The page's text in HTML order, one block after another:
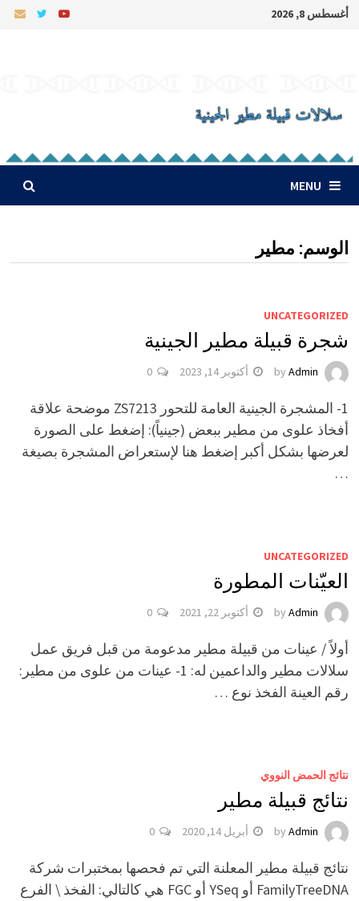
Skipأغسطس 8, 2026
MENU
الوسم: مطير
UNCATEGORIZED
شجرة قبيلة مطير الجينية
byAdmin أكتوبر 14, 2023 0
1- المشجرة الجينية العامة للتحور ZS7213 موضحة علاقة
أفخاذ علوى من مطير ببعض (جينياً): إضغط على الصورة
لعرضها بشكل أكبر إضغط هنا لإستعراض المشجرة بصيغة
…
UNCATEGORIZED
العيّنات المطورة
byAdmin أكتوبر 22, 2021 0
أولاً / عينات من قبيلة مطير مدعومة من قبل فريق عمل
سلالات مطير والداعمين له: 1- عينات من علوى من مطير:
رقم العينة الفخذ نوع …
نتائج الحمض النووي
نتائج قبيلة مطير
byAdmin أبريل 14, 2020 0
نتائج قبيلة مطير المعلنة التي تم فحصها بمختبرات شركة
FamilyTreeDNA أو YSeq أو FGC هي كالتالي: الفخذ \ الفرع